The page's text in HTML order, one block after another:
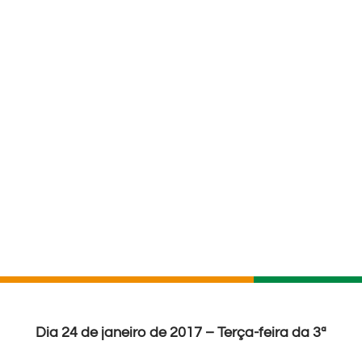
Dia 24 de janeiro de 2017 – Terça-feira da 3ª